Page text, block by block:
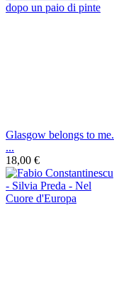
Glasgow belongs to me.
...
18,00 €